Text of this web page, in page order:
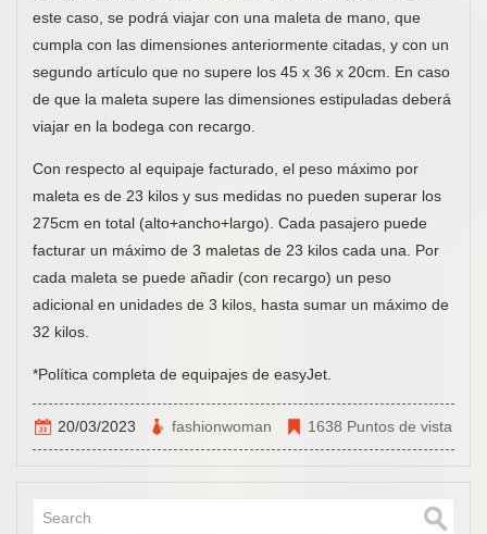
este caso, se podrá viajar con una maleta de mano, que
cumpla con las dimensiones anteriormente citadas, y con un
segundo artículo que no supere los 45 x 36 x 20cm. En caso
de que la maleta supere las dimensiones estipuladas deberá
viajar en la bodega con recargo.
Con respecto al equipaje facturado, el peso máximo por
maleta es de 23 kilos y sus medidas no pueden superar los
275cm en total (alto+ancho+largo). Cada pasajero puede
facturar un máximo de 3 maletas de 23 kilos cada una. Por
cada maleta se puede añadir (con recargo) un peso
adicional en unidades de 3 kilos, hasta sumar un máximo de
32 kilos.
*Política completa de equipajes de easyJet.
20/03/2023 fashionwoman 1638 Puntos de vista